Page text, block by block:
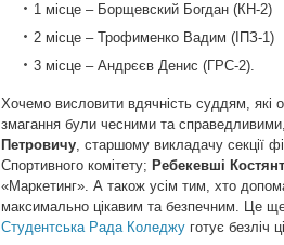
1 місце – Борщевский Богдан (КН-2)
2 місце – Трофименко Вадим (ІПЗ-1)
3 місце – Андрєєв Денис (ГРС-2).
Хочемо висловити вдячність суддям, які
змагання були чесними та
Петровичу, старшому викладачу секції
Спортивного комітету; Ребекевші
«Маркетинг». А також усім тим, хто
максимально цікавим та безпечним. Це ще
Студентська Рада Коледжу готує безліч